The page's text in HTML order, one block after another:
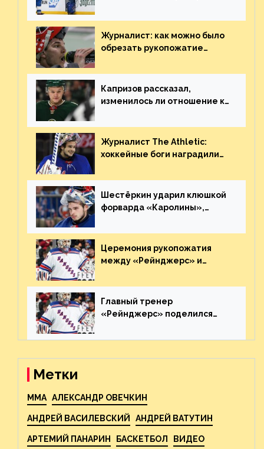
броске бутылкой в Кадри
Журналист: как можно было
обрезать рукопожатие
Плохая работа, ESPN
Капризов рассказал,
изменилось ли отношение к
Украине
Журналист The Athletic:
хоккейные боги наградили
великолепную игру
Шестёркин ударил клюшкой
форварда «Каролины»,
пятаке. Видео
Церемония рукопожатия
между «Рейнджерс» и
матча плей-офф. Видео
Главный тренер
«Рейнджерс» поделился
предстоящего финала
Метки
MMA АЛЕКСАНДР ОВЕЧКИН
АНДРЕЙ ВАСИЛЕВСКИЙ АНДРЕЙ ВАТУТИН
АРТЕМИЙ ПАНАРИН БАСКЕТБОЛ ВИДЕО